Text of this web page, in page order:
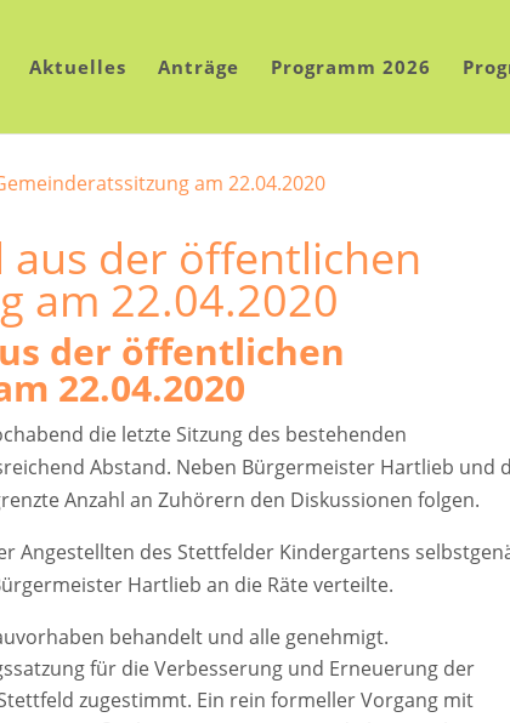
Aktuelles Anträge Programm 2026
der öffentlichen
am 22.04.2020
der öffentlichen
22.04.2020
die letzte Sitzung des bestehenden
Abstand. Neben Bürgermeister Hartlieb und
Anzahl an Zuhörern den Diskussionen folgen.
Angestellten des Stettfelder Kindergartens
Hartlieb an die Räte verteilte.
behandelt und alle genehmigt.
für die Verbesserung und Erneuerung der
zugestimmt. Ein rein formeller Vorgang mit